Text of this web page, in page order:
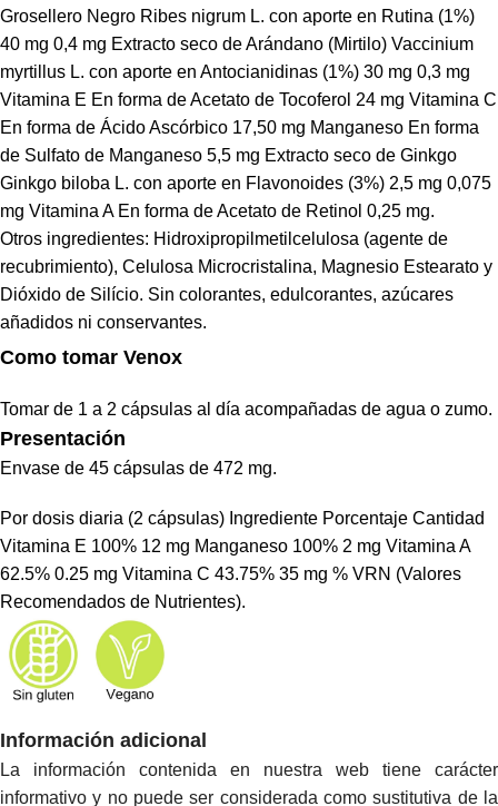
Grosellero Negro Ribes nigrum L. con aporte en Rutina (1%)
40 mg 0,4 mg Extracto seco de Arándano (Mirtilo) Vaccinium
myrtillus L. con aporte en Antocianidinas (1%) 30 mg 0,3 mg
Vitamina E En forma de Acetato de Tocoferol 24 mg Vitamina C
En forma de Ácido Ascórbico 17,50 mg Manganeso En forma
de Sulfato de Manganeso 5,5 mg Extracto seco de Ginkgo
Ginkgo biloba L. con aporte en Flavonoides (3%) 2,5 mg 0,075
mg Vitamina A En forma de Acetato de Retinol 0,25 mg.
Otros ingredientes: Hidroxipropilmetilcelulosa (agente de
recubrimiento), Celulosa Microcristalina, Magnesio Estearato y
Dióxido de Silício. Sin colorantes, edulcorantes, azúcares
añadidos ni conservantes.
Como tomar Venox
Tomar de 1 a 2 cápsulas al día acompañadas de agua o zumo.
Presentación
Envase de 45 cápsulas de 472 mg.
Por dosis diaria (2 cápsulas) Ingrediente Porcentaje Cantidad
Vitamina E 100% 12 mg Manganeso 100% 2 mg Vitamina A
62.5% 0.25 mg Vitamina C 43.75% 35 mg % VRN (Valores
Recomendados de Nutrientes).
Información adicional
La información contenida en nuestra web tiene carácter
informativo y no puede ser considerada como sustitutiva de la